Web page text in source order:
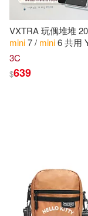
Sara(20)
La
National
Ryland
Dk
Teachers
Llewellyn
Simon &
Anshan(11)
VXTRA 玩偶堆堆
mini7 / mini6 共用
摔立架皮套+9H玻璃
3C
$639